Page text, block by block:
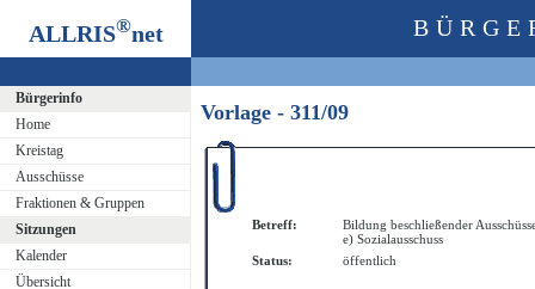
ALLRIS®net
Bürgerinfo
Home
Kreistag
Ausschüsse
Fraktionen & Gruppen
Sitzungen
Kalender
Übersicht
Vorlage - 311/09
Betreff:
Bildung beschließender
e) Sozialausschuss
Status:
öffentlich